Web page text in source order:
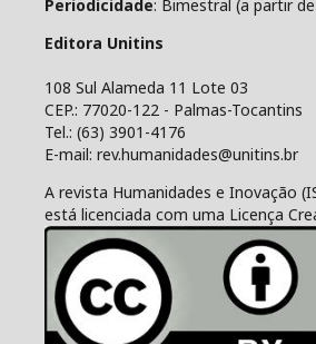
Periodicidade: Bimestral (a partir
Editora Unitins
108 Sul Alameda 11 Lote 03
CEP.: 77020-122 - Palmas-Tocantins
Tel.: (63) 3901-4176
E-mail: rev.humanidades@unitins.br
A revista Humanidades e Inovação
está licenciada com uma Licença